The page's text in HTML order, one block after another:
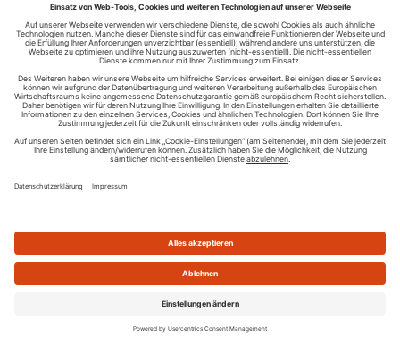
Ihren RSS-Feed veröffentlichen
RSS-Verzeichnis.de © 2003-2026
Impressum
Kontakt
Datenschutzinformation
Cookie-Einstellungen
Was ist ein RSS Feed?
Die besten RSS Reader
101-200|200-300